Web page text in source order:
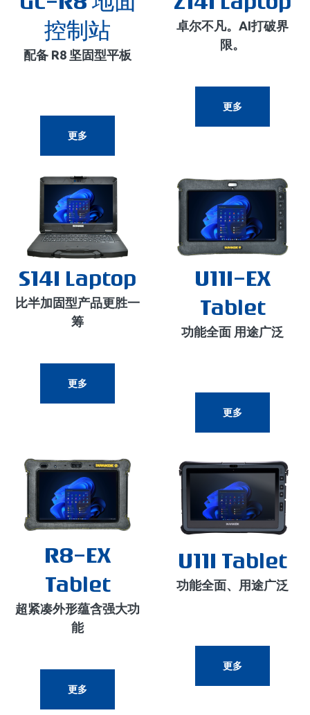
控制站
配备 R8 坚固型平板
更多
卓尔不凡。AI打破界
限。
更多
S14I Laptop
比半加固型产品更胜一
筹
更多
U11I-EX
Tablet
功能全面 用途广泛
更多
R8-EX
Tablet
超紧凑外形蕴含强大功
能
更多
U11I Tablet
功能全面、用途广泛
更多